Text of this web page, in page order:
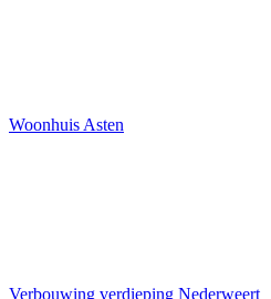
Woonhuis Asten
Verbouwing verdieping Nederweert